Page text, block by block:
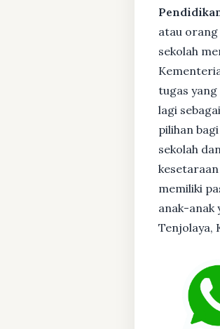
atau
sekolah
tugas
lagi
pilihan
sekolah
memiliki
anak-anak
Tenjolaya,